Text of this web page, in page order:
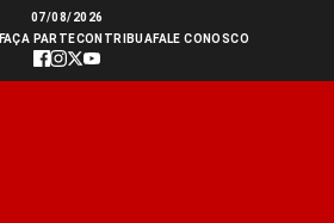
07/08/2026
FAÇA PARTECONTRIBUAFALE CONOSCO